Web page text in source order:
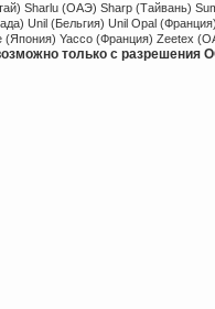
Sharlu (ОАЭ) Sharp (Тайвань)
Unil (Бельгия) Unil Opal
(Япония) Yacco (Франция) Zeetex
только с разрешения